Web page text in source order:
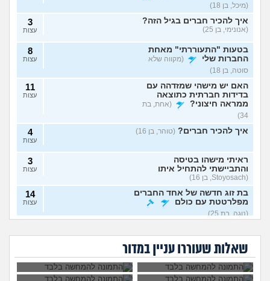
(מיכל, בן 18)
איך להכיר חברים בגיל הזה?
(אנונימי, בן 25)
3
עצות
בטעות "התעוררתי" מאחת
החברות שלי
(מקווה שלא
סוטה, בן 18)
8
עצות
האם יש מישהי שמזדהה עם
בדידות חברתית כתוצאה
ממראה חיצוני?
(אחת, בת
34)
11
עצות
איך להכיר חברים? (טוהר, בן 16) 4
עצות
ראיתי מישהו בטיסה
והתביישתי להתחיל איתו
(Stoyosach, בן 16)
3
עצות
בת זוג חדשה של אחד החברים
מפלרטטת עם כולם
(נוגה, בת 25)
14
עצות
הישראליות מתלוננות?
(תמיד אישה, בן 36)
עצות
תוהה לעצמי אם אני מתחיל
לפתח דפוס התנהגות בעייתי
עצות
שאלות שעוררו עניין במדור
למה אשכנזים
עם קריוקי כמו משהו
פגני נחות?
עמוק בלב החילונים
בהקב"ה?
המדים בטיקטוק. זה
הגיוני?